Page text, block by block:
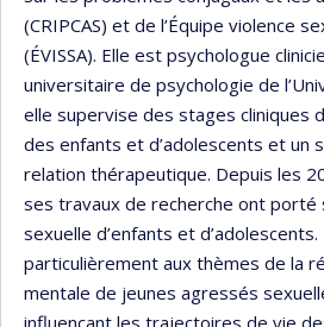
(CRIPCAS) et de l’Équipe violence
(ÉVISSA). Elle est psychologue
universitaire de psychologie de
elle supervise des stages cliniques
des enfants et d’adolescents et un
relation thérapeutique. Depuis les
ses travaux de recherche ont porté
sexuelle d’enfants et d’adolescents.
particulièrement aux thèmes de la
mentale de jeunes agressés
influençant les trajectoires de vie